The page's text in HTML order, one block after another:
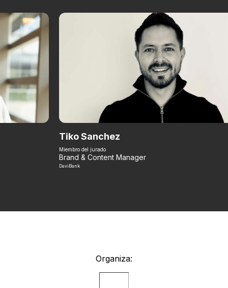
Tiko Sanchez
Miembro del jurado
Brand & Content Manager
DaviBank
Organiza: